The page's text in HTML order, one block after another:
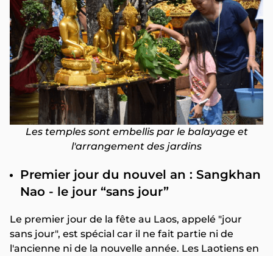
Les temples sont embellis par le balayage et
l'arrangement des jardins
Premier jour du nouvel an : Sangkhan
Nao - le jour “sans jour”
Le premier jour de la fête au Laos, appelé "jour
sans jour", est spécial car il ne fait partie ni de
l'ancienne ni de la nouvelle année. Les Laotiens en